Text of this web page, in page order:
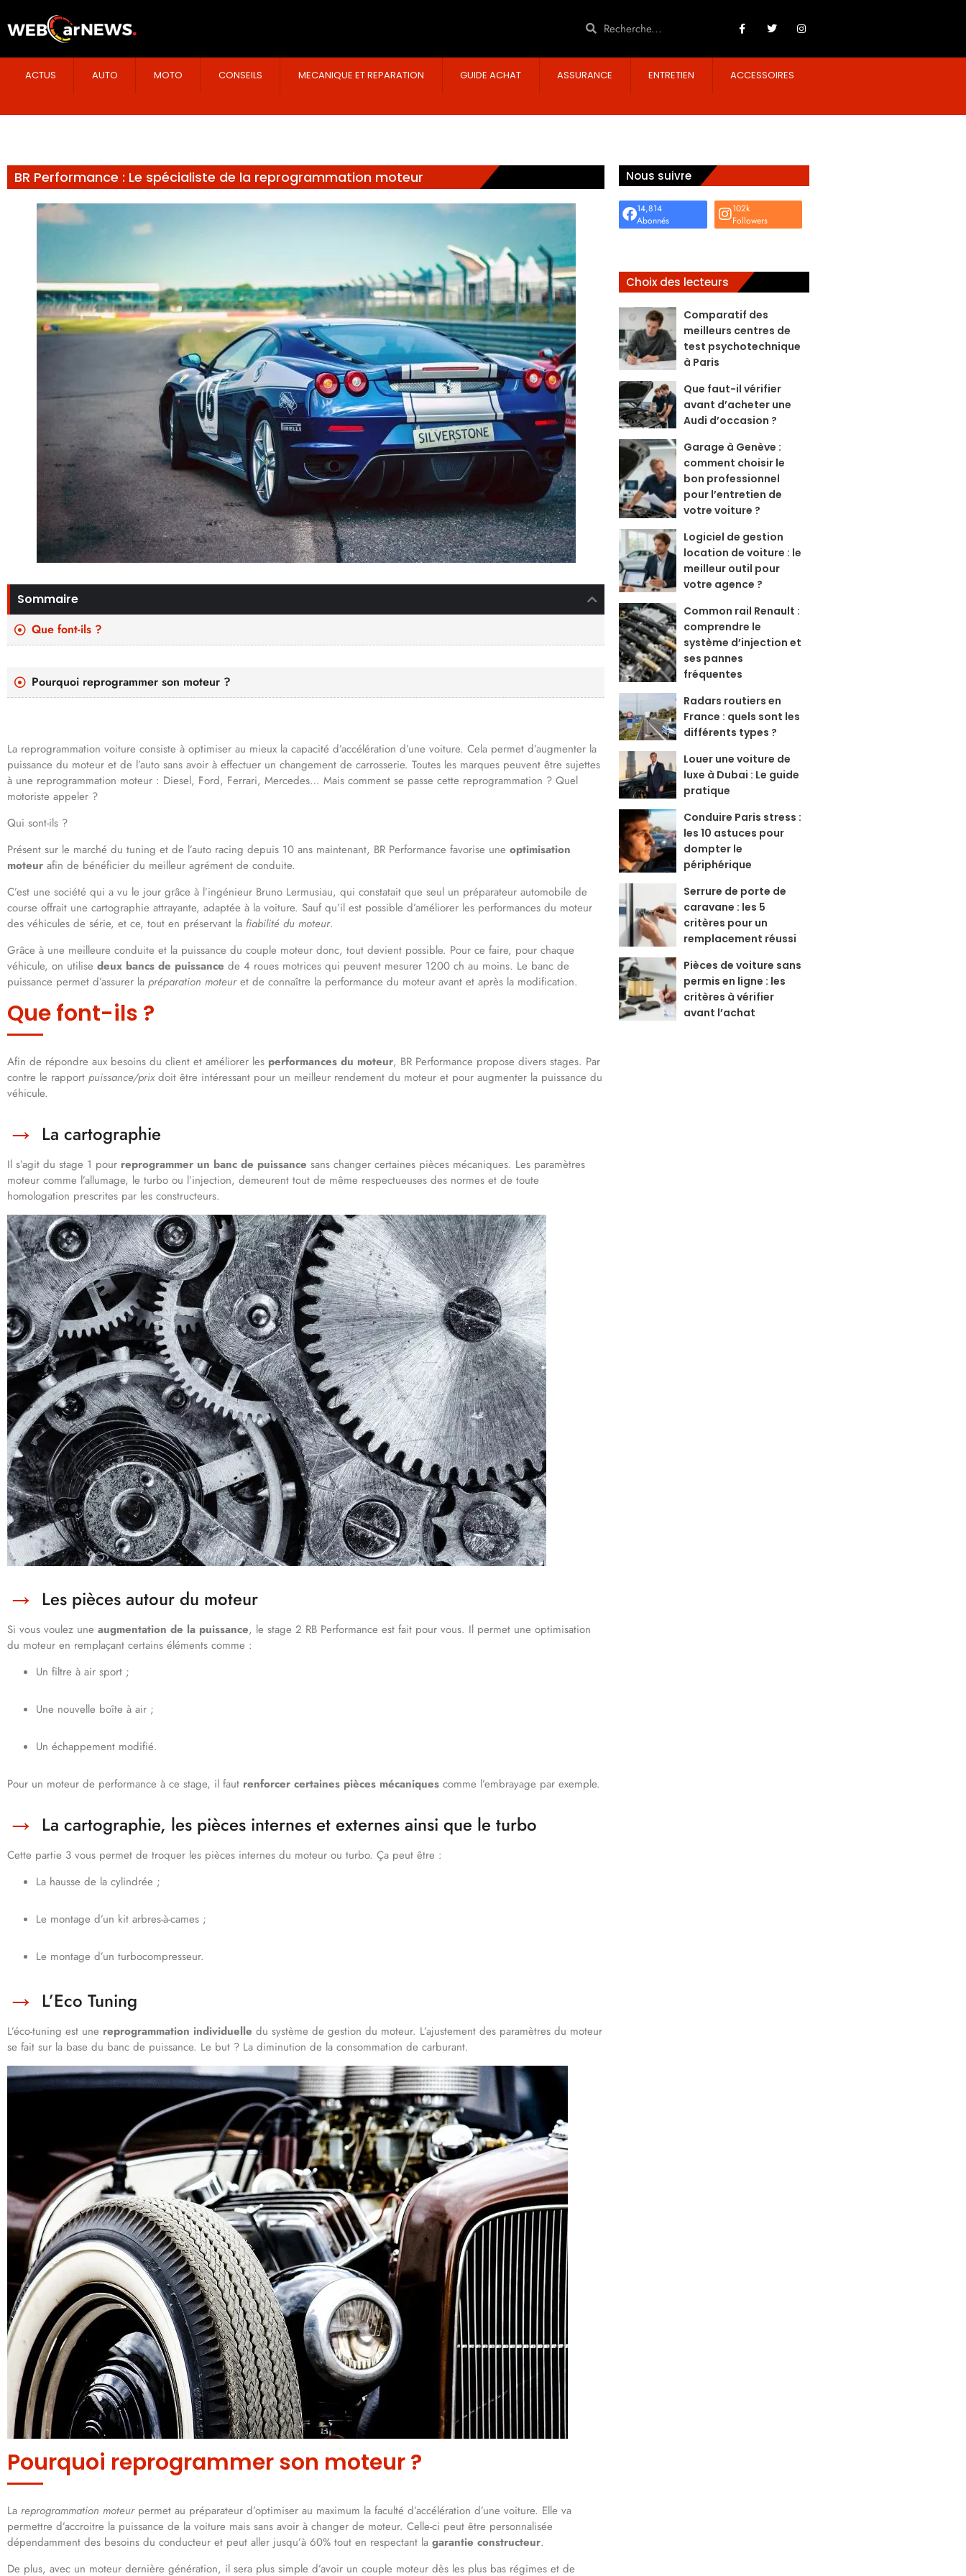
ACTUS AUTO MOTO CONSEILS MECANIQUE ET REPARATION GUIDE ACHAT ASSURANCE ENTRETIEN ACCESSOIRES
BR Performance : Le spécialiste de la reprogrammation moteur
Sommaire
Que font-ils ?
Pourquoi reprogrammer son moteur ?
La reprogrammation voiture consiste à optimiser au mieux la capacité d’accélération d’une voiture. Cela permet d’augmenter la
puissance du moteur et de l’auto sans avoir à effectuer un changement de carrosserie. Toutes les marques peuvent être sujettes
à une reprogrammation moteur : Diesel, Ford, Ferrari, Mercedes… Mais comment se passe cette reprogrammation ? Quel
motoriste appeler ?
Qui sont-ils ?
Présent sur le marché du tuning et de l’auto racing depuis 10 ans maintenant, BR Performance favorise une optimisation
moteur afin de bénéficier du meilleur agrément de conduite.
C’est une société qui a vu le jour grâce à l’ingénieur Bruno Lermusiau, qui constatait que seul un préparateur automobile de
course offrait une cartographie attrayante, adaptée à la voiture. Sauf qu’il est possible d’améliorer les performances du moteur
des véhicules de série, et ce, tout en préservant la fiabilité du moteur.
Grâce à une meilleure conduite et la puissance du couple moteur donc, tout devient possible. Pour ce faire, pour chaque
véhicule, on utilise deux bancs de puissance de 4 roues motrices qui peuvent mesurer 1200 ch au moins. Le banc de
puissance permet d’assurer la préparation moteuret de connaître la performance du moteur avant et après la modification.
Que font-ils ?
Afin de répondre aux besoins du client et améliorer les performances du moteur, BR Performance propose divers stages. Par
contre le rapport puissance/prixdoit être intéressant pour un meilleur rendement du moteur et pour augmenter la puissance du
véhicule.
La cartographie
Il s’agit du stage 1 pour reprogrammer un banc de puissance sans changer certaines pièces mécaniques. Les paramètres
moteur comme l’allumage, le turbo ou l’injection, demeurent tout de même respectueuses des normes et de toute
homologation prescrites par les constructeurs.
Les pièces autour du moteur
Si vous voulez une augmentation de la puissance, le stage 2 RB Performance est fait pour vous. Il permet une optimisation
du moteur en remplaçant certains éléments comme :
Un filtre à air sport ;
Une nouvelle boîte à air ;
Un échappement modifié.
Pour un moteur de performance à ce stage, il faut renforcer certaines pièces mécaniques comme l’embrayage par exemple.
La cartographie, les pièces internes et externes ainsi que le turbo
Cette partie 3 vous permet de troquer les pièces internes du moteur ou turbo. Ça peut être :
La hausse de la cylindrée ;
Le montage d’un kit arbres-à-cames ;
Le montage d’un turbocompresseur.
L’Eco Tuning
L’éco-tuning est une reprogrammation individuelle du système de gestion du moteur. L’ajustement des paramètres du moteur
se fait sur la base du banc de puissance. Le but ? La diminution de la consommation de carburant.
Pourquoi reprogrammer son moteur ?
La reprogrammation moteurpermet au préparateur d’optimiser au maximum la faculté d’accélération d’une voiture. Elle va
permettre d’accroitre la puissance de la voiture mais sans avoir à changer de moteur. Celle-ci peut être personnalisée
dépendamment des besoins du conducteur et peut aller jusqu’à 60% tout en respectant la garantie constructeur.
De plus, avec un moteur dernière génération, il sera plus simple d’avoir un couple moteur dès les plus bas régimes et de
Nous suivre
14,814
Abonnés
102k
Followers
Choix des lecteurs
Comparatif des
meilleurs centres de
test psychotechnique
à Paris
Que faut-il vérifier
avant d’acheter une
Audi d’occasion ?
Garage à Genève :
comment choisir le
bon professionnel
pour l’entretien de
votre voiture ?
Logiciel de gestion
location de voiture : le
meilleur outil pour
votre agence ?
Common rail Renault :
comprendre le
système d’injection et
ses pannes
fréquentes
Radars routiers en
France : quels sont les
différents types ?
Louer une voiture de
luxe à Dubai : Le guide
pratique
Conduire Paris stress :
les 10 astuces pour
dompter le
périphérique
Serrure de porte de
caravane : les 5
critères pour un
remplacement réussi
Pièces de voiture sans
permis en ligne : les
critères à vérifier
avant l’achat